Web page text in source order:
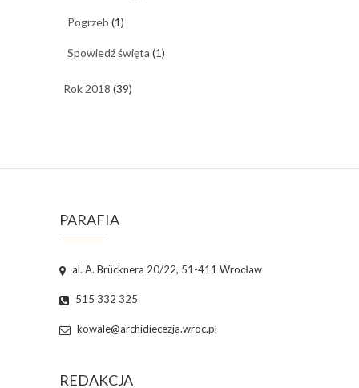
Pogrzeb (1)
Spowiedź święta (1)
Rok 2018 (39)
PARAFIA
al. A. Brücknera 20/22, 51-411 Wrocław
515 332 325
kowale@archidiecezja.wroc.pl
REDAKCJA